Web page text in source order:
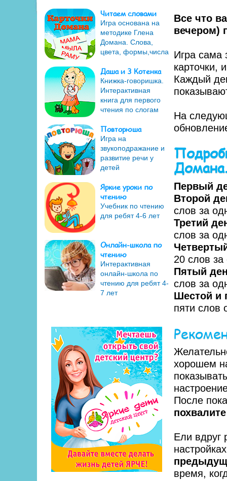
Читаем словами
Игра основана на
методике Глена
Домана. Слова,
цвета, формы,числа
Даша и 3 Котенка
Книжка-говоришка.
Интерактивная
книга для первого
чтения по слогам
Повторюша
Игра на
звукоподражание и
развитие речи у
детей
Яркие уроки по
чтению
Учебник по чтению
для ребят 4-6 лет
Онлайн-школа по
чтению
Интерактивная
онлайн-школа по
чтению для ребят 4-
7 лет
Все что
вечером)
Игра сама
карточки,
Каждый
На
Первый
Второй
слов за
Третий
слов за
20 слов за
Пятый
слов за
Шестой и
пяти слов
хорошем
После
Ели вдруг
время,